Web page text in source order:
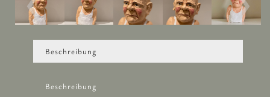
Beschreibung
Beschreibung